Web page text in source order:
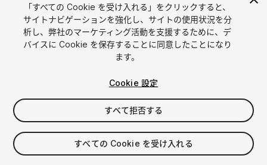
1/ 14
$39.99
消費税は決済時に計算されます
「すべての Cookie を受け入れる」をクリックすると、
サイトナビゲーションを強化し、サイトの使用状況を分
析し、弊社のマーケティング活動を支援するために、デ
バイスに Cookie を保存することに同意したことになり
ます。
Cookie 設定
すべて拒否する
すべての Cookie を受け入れる